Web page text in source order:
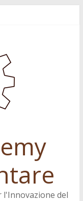
del